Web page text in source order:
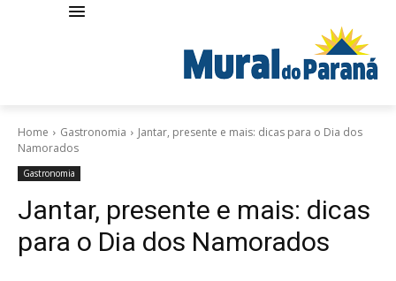
Home Gastronomia
Jantar, presente e mais: dicas para o Dia dos
Namorados
Gastronomia
Jantar, presente e mais: dicas
para o Dia dos Namorados